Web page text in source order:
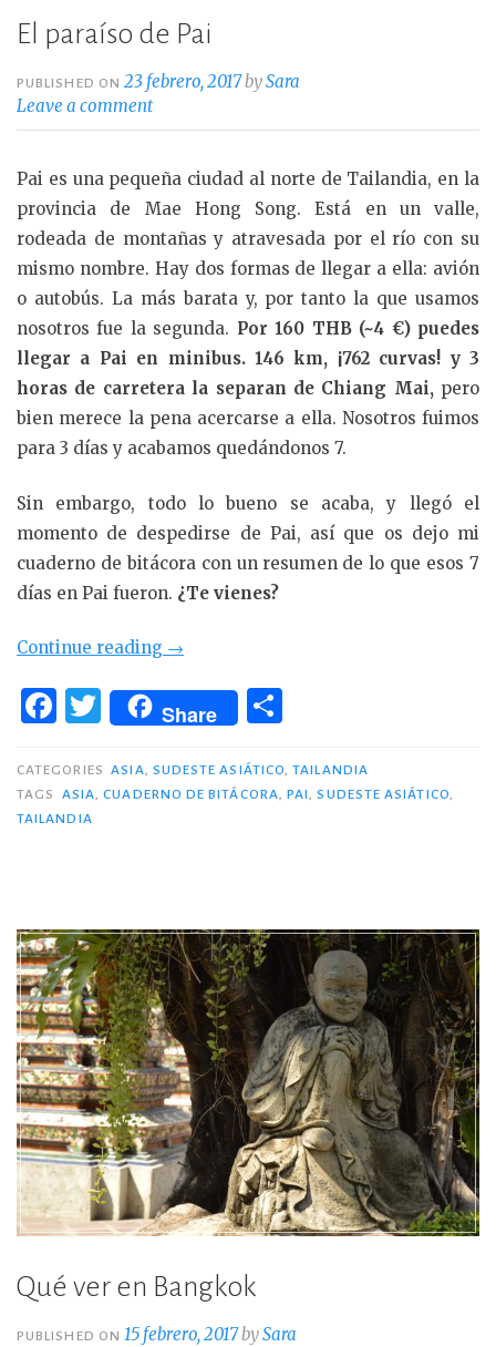
El paraíso de Pai
PUBLISHED ON23 febrero, 2017bySara
Leave a comment
Pai es una pequeña ciudad al norte de Tailandia, en la
provincia de Mae Hong Song. Está en un valle,
rodeada de montañas y atravesada por el río con su
mismo nombre. Hay dos formas de llegar a ella: avión
o autobús. La más barata y, por tanto la que usamos
nosotros fue la segunda. Por 160 THB (~4 €) puedes
llegar a Pai en minibus. 146 km, ¡762 curvas! y 3
horas de carretera la separan de Chiang Mai,pero
bien merece la pena acercarse a ella. Nosotros fuimos
para 3 días y acabamos quedándonos 7.
Sin embargo, todo lo bueno se acaba, y llegó el
momento de despedirse de Pai, así que os dejo mi
cuaderno de bitácora con un resumen de lo que esos 7
días en Pai fueron. ¿Te vienes?
Continue reading «El
de
→
F
c
e
o
k
T
w
it
te
Share
m
p
r
CATEGORIES ASIA SUDESTE ASIÁTICO ,TAILANDIA
TAGS
ASIA ,CUADERNO DE BITÁCORA ,PAI ,SUDESTE ASIÁTICO
TAILANDIA
Qué ver en Bangkok
PUBLISHED ON15 febrero, 2017bySara